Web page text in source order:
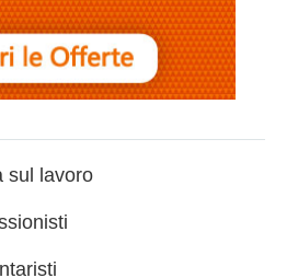
sul lavoro